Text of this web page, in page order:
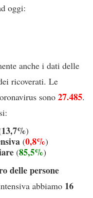
oggi:
anche i dati delle
ricoverati. Le
sono 27.485.
13,7%)
(0,8%)
(85,5%)
delle persone
abbiamo 16